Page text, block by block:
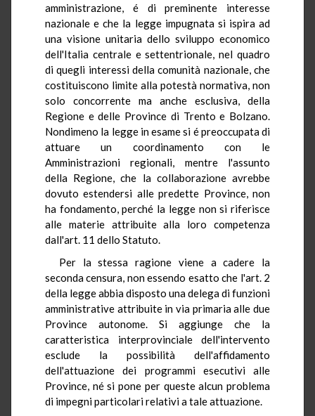
amministrazione, é di preminente interesse
nazionale e che la legge impugnata si ispira ad
una visione unitaria dello sviluppo economico
dell'Italia centrale e settentrionale, nel quadro
di quegli interessi della comunità nazionale, che
costituiscono limite alla potestà normativa, non
solo concorrente ma anche esclusiva, della
Regione e delle Province di Trento e Bolzano.
Nondimeno la legge in esame si é preoccupata di
attuare un coordinamento con le
Amministrazioni regionali, mentre l'assunto
della Regione, che la collaborazione avrebbe
dovuto estendersi alle predette Province, non
ha fondamento, perché la legge non si riferisce
alle materie attribuite alla loro competenza
dall'art. 11 dello Statuto.
Per la stessa ragione viene a cadere la
seconda censura, non essendo esatto che l'art. 2
della legge abbia disposto una delega di funzioni
amministrative attribuite in via primaria alle due
Province autonome. Si aggiunge che la
caratteristica interprovinciale dell'intervento
esclude la possibilità dell'affidamento
dell'attuazione dei programmi esecutivi alle
Province, né si pone per queste alcun problema
di impegni particolari relativi a tale attuazione.